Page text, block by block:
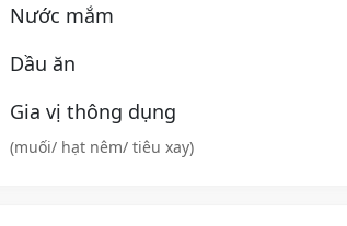
Nước mắm
Dầu ăn
Gia vị thông dụng
(muối/ hạt nêm/ tiêu xay)